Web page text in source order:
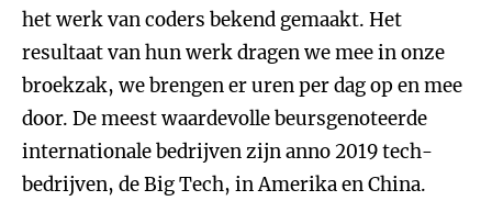
het werk van coders bekend gemaakt. Het
resultaat van hun werk dragen we mee in onze
broekzak, we brengen er uren per dag op en mee
door. De meest waardevolle beursgenoteerde
internationale bedrijven zijn anno 2019 tech-
bedrijven, de Big Tech, in Amerika en China.